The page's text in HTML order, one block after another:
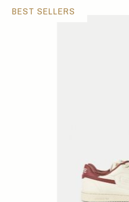
BEST SELLERS